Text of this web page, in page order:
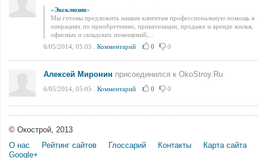
«Эксклюзив»
Мы готовы предложить нашим клиентам профессиональную помощь в
операциях по приобретению, приватизации, продаже и аренде жилья,
офисных и складских помещений,...
6/05/2014, 05:05
Комментарий 0 0
Алексей Миронин присоединился к OkoStroy.Ru
6/05/2014, 05:05 Комментарий 0 0
© Окострой, 2013
О нас
Рейтинг сайтов Глоссарий Контакты
Карта сайта
Google+